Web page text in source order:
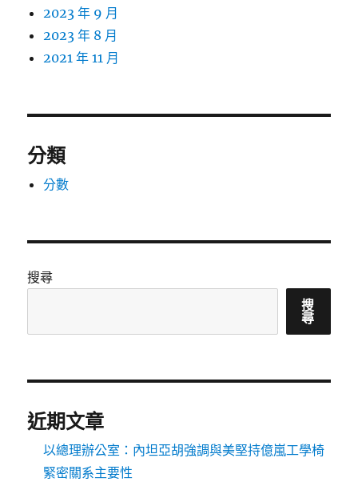
2023 年 9 月
2023 年 8 月
2021 年 11 月
分類
分數
搜尋
搜
尋
近期文章
以總理辦公室：內坦亞胡強調與美堅持億嵐工學椅
緊密關系主要性